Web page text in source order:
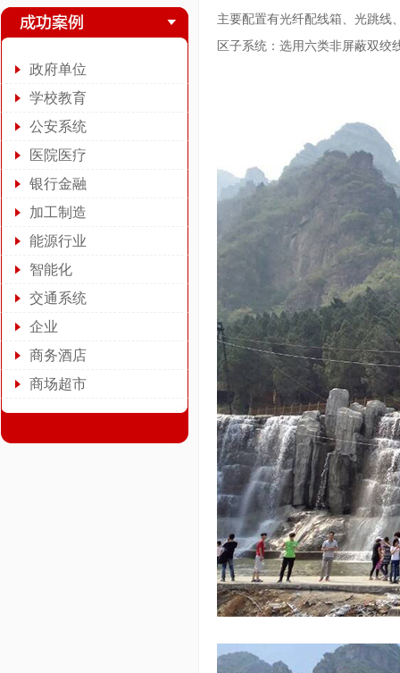
政府单位
学校教育
公安系统
医院医疗
银行金融
加工制造
能源行业
智能化
交通系统
企业
商务酒店
商场超市
主要配置有光纤配线箱、光跳线
区子系统：选用六类非屏蔽双绞